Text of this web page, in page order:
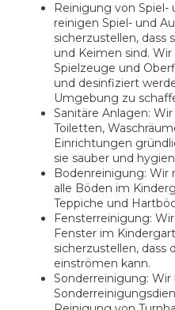
Reinigung von
reinigen Spiel- und
sicherzustellen, dass
und Keimen sind. Wir
Spielzeuge und
und desinfiziert
Umgebung zu
Sanitäre Anlagen:
Toiletten,
Einrichtungen
sie sauber und
Bodenreinigung: Wir
alle Böden im
Teppiche und
Fensterreinigung:
Fenster im
sicherzustellen, dass
einströmen kann.
Sonderreinigung: Wir